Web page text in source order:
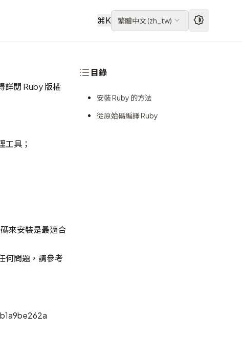
⌘K 繁體中文(zh_tw)
詳閱 Ruby 版權
工具；
來安裝是最適合
何問題，請參考
目錄
安裝 Ruby 的方法
從原始碼編譯 Ruby